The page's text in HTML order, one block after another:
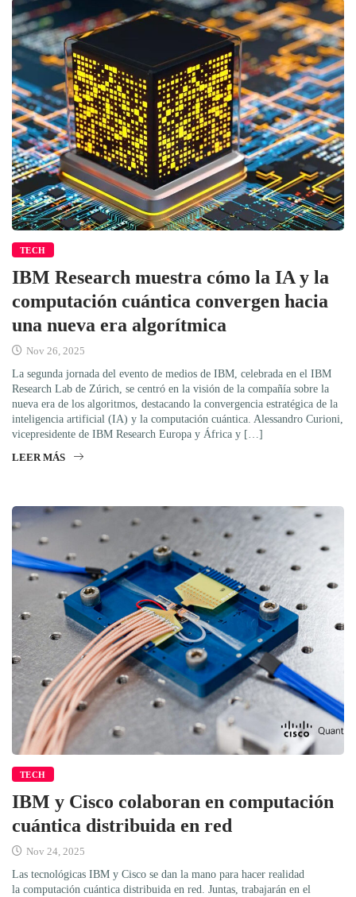
TECH
IBM Research muestra cómo la IA y la
computación cuántica convergen hacia
una nueva era algorítmica
Nov 26, 2025
La segunda jornada del evento de medios de IBM, celebrada en el IBM
Research Lab de Zúrich, se centró en la visión de la compañía sobre la
nueva era de los algoritmos, destacando la convergencia estratégica de la
inteligencia artificial (IA) y la computación cuántica. Alessandro Curioni,
vicepresidente de IBM Research Europa y África y […]
LEER MÁS
TECH
IBM y Cisco colaboran en computación
cuántica distribuida en red
Nov 24, 2025
Las tecnológicas IBM y Cisco se dan la mano para hacer realidad
la computación cuántica distribuida en red. Juntas, trabajarán en el